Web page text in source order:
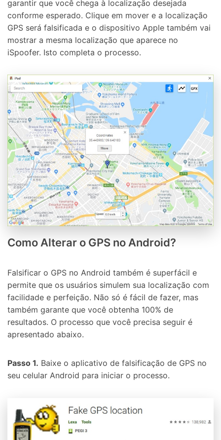
garantir que você chega à localização desejada
conforme esperado. Clique em mover e a localização
GPS será falsificada e o dispositivo Apple também vai
mostrar a mesma localização que aparece no
iSpoofer. Isto completa o processo.
Como Alterar o GPS no Android?
Falsificar o GPS no Android também é superfácil e
permite que os usuários simulem sua localização com
facilidade e perfeição. Não só é fácil de fazer, mas
também garante que você obtenha 100% de
resultados. O processo que você precisa seguir é
apresentado abaixo.
Passo 1. Baixe o aplicativo de falsificação de GPS no
seu celular Android para iniciar o processo.